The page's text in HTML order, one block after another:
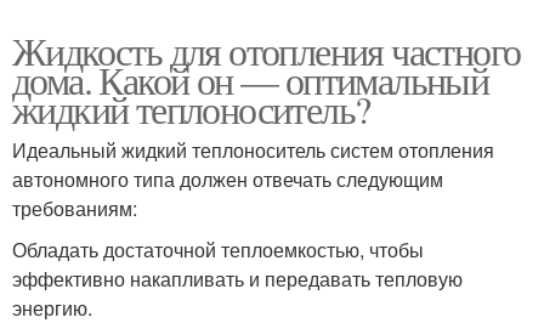
Жидкость для отопления частного
дома. Какой он — оптимальный
жидкий теплоноситель?
Идеальный жидкий теплоноситель систем отопления
автономного типа должен отвечать следующим
требованиям:
Обладать достаточной теплоемкостью, чтобы
эффективно накапливать и передавать тепловую
энергию.